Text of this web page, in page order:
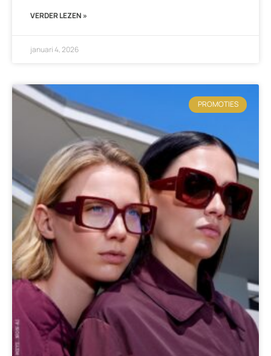
VERDER LEZEN »
januari 4, 2026
PROMOTIES